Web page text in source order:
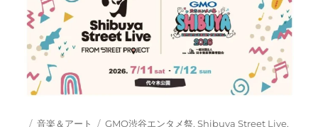
投 カ
音楽＆アート
タ
GMO渋谷エンタメ祭,Shibuya Street Live,